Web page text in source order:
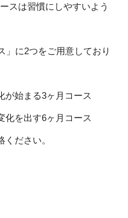
スは習慣にしやすいよう
」に2つをご用意しており
が始まる3ヶ月コース
化を出す6ヶ月コース
ださい。